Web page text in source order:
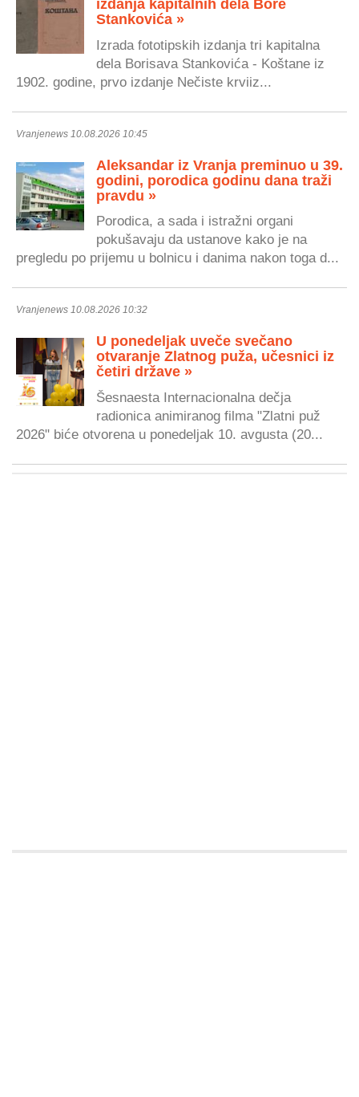
izdanja kapitalnih dela Bore
Stankovića »
Izrada fototipskih izdanja tri kapitalna
dela Borisava Stankovića - Koštane iz
1902. godine, prvo izdanje Nečiste krviiz...
Vranjenews 10.08.2026 10:45
Aleksandar iz Vranja preminuo u 39.
godini, porodica godinu dana traži
pravdu »
Porodica, a sada i istražni organi
pokušavaju da ustanove kako je na
pregledu po prijemu u bolnicu i danima nakon toga d...
Vranjenews 10.08.2026 10:32
U ponedeljak uveče svečano
otvaranje Zlatnog puža, učesnici iz
četiri države »
Šesnaesta Internacionalna dečja
radionica animiranog filma "Zlatni puž
2026" biće otvorena u ponedeljak 10. avgusta (20...